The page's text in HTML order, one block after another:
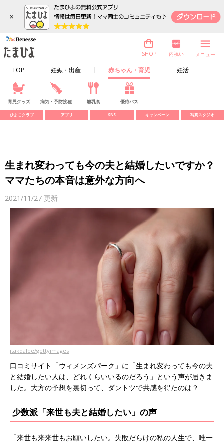
×
TOP 妊娠・出産 赤ちゃん・育児 妊活
SHOP 内祝い メニュー
育児グッズ 病気・予防接種 離乳食 優待パス
ひよこクラブ アプリ SNS キャンペーン 写真スタジオ
生まれ変わっても今の夫と結婚したいですか？
ママたちの本音は意外な方向へ
2021/11/27 更新
itakdalee/gettyimages
口コミサイト「ウィメンズパーク」に「生まれ変わっても今の夫
と結婚したい人は、どれくらいいるのだろう」という声が届きま
した。大方の予想を裏切って、ダントツで共感を得たのは？
少数派「来世も夫と結婚したい」の声
「来世も来来世もお願いしたい。失敗だらけの私の人生で、唯一